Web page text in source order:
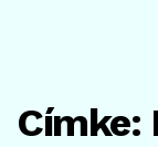
Címke: